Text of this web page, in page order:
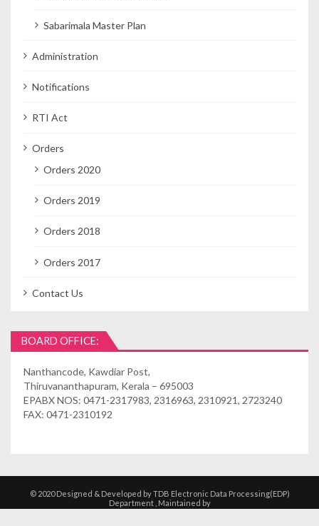
Sabarimala Master Plan
Administration
Notifications
RTI Act
Orders
Orders 2020
Orders 2019
Orders 2018
Orders 2017
Contact Us
BOARD OFFICE:
Nanthancode, Kawdiar Post,
Thiruvananthapuram, Kerala – 695003
EPABX NOS: 0471-2317983, 2316963, 2310921, 2723240
FAX: 0471-2310192
© 2020 Designed & Developed by TDB Electronic Data Processing(EDP)
Department , Maintained by